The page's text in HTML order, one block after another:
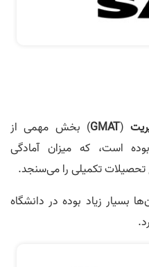
(
GMAT) بخش مهمی از
است، که میزان آمادگی
تحصیلات تکمیلی را می‌سنجد.
بسیار زیاد بوده در دانشگاه